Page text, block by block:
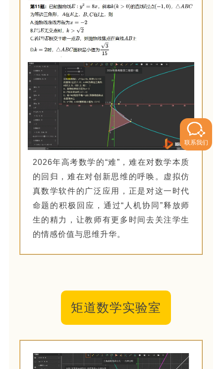
2026年高考数学的“难”，难在对数学本质
的回归，难在对创新思维的呼唤。虚拟仿
真数学软件的广泛应用，正是对这一时代
命题的积极回应，通过“人机协同”释放师
生的精力，让教师有更多时间去关注学生
的情感价值与思维升华。
矩道数学实验室
联系我们